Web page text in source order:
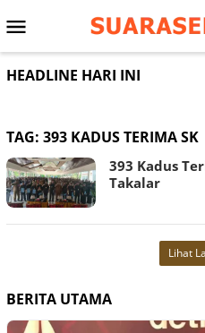
ke
Menu
Mobile
HEADLINE HARI INI
TAG: 393 KADUS TERIMA SK
393 Kadus
Takalar
Lihat
BERITA UTAMA